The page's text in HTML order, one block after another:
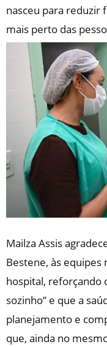
nasceu para reduzir
mais perto das
Mailza Assis
Bestene, às equipes
hospital, reforçando
sozinho” e que a
planejamento e
que, ainda no